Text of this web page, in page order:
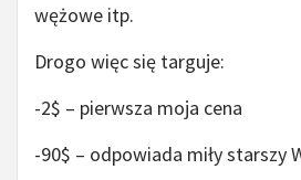
wężowe itp.
Drogo więc się targuje:
-2$ – pierwsza moja cena
-90$ – odpowiada miły starszy